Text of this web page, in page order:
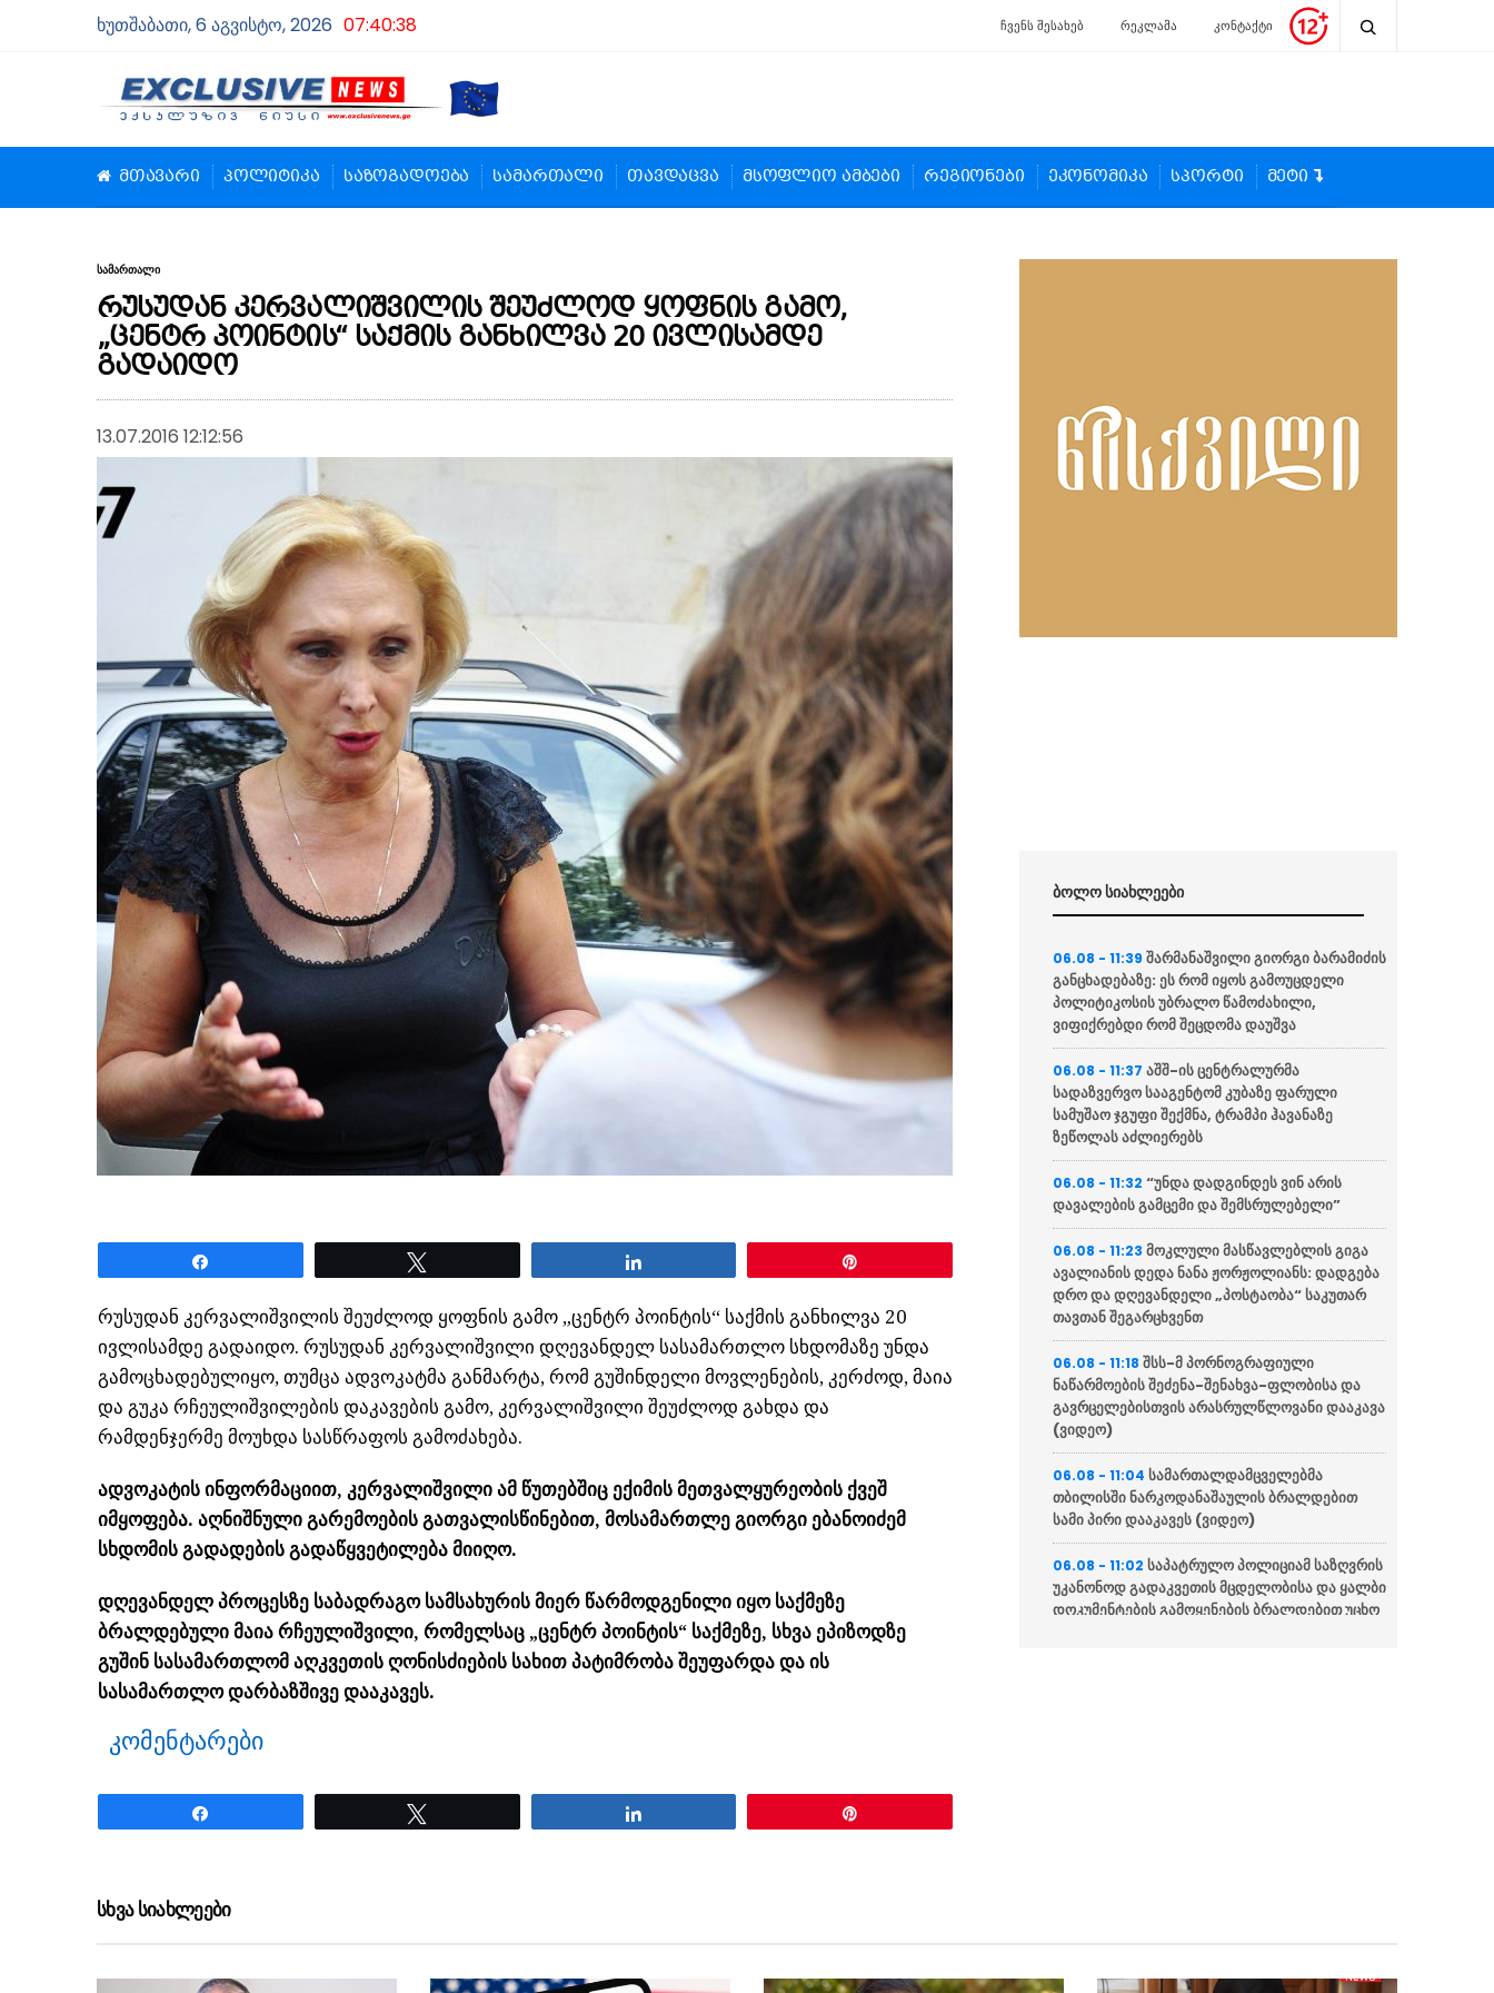
ხუთშაბათი, 6 აგვისტო, 2026 07:40:39 ჩვენს შესახებ რეკლამა კონტაქტი
მთავარი პოლიტიკა საზოგადოება სამართალი თავდაცვა მსოფლიო ამბები რეგიონები ეკონომიკა სპორტი მეტი
სამართალი
რუსუდან კერვალიშვილის შეუძლოდ ყოფნის გამო,
„ცენტრ პოინტის“ საქმის განხილვა 20 ივლისამდე
გადაიდო
13.07.2016 12:12:56
რუსუდან კერვალიშვილის შეუძლოდ ყოფნის გამო „ცენტრ პოინტის“ საქმის განხილვა 20
ივლისამდე გადაიდო. რუსუდან კერვალიშვილი დღევანდელ სასამართლო სხდომაზე უნდა
გამოცხადებულიყო, თუმცა ადვოკატმა განმარტა, რომ გუშინდელი მოვლენების, კერძოდ, მაია
და გუკა რჩეულიშვილების დაკავების გამო, კერვალიშვილი შეუძლოდ გახდა და
რამდენჯერმე მოუხდა სასწრაფოს გამოძახება.
ადვოკატის ინფორმაციით, კერვალიშვილი ამ წუთებშიც ექიმის მეთვალყურეობის ქვეშ
იმყოფება. აღნიშნული გარემოების გათვალისწინებით, მოსამართლე გიორგი ებანოიძემ
სხდომის გადადების გადაწყვეტილება მიიღო.
დღევანდელ პროცესზე საბადრაგო სამსახურის მიერ წარმოდგენილი იყო საქმეზე
ბრალდებული მაია რჩეულიშვილი, რომელსაც „ცენტრ პოინტის“ საქმეზე, სხვა ეპიზოდზე
გუშინ სასამართლომ აღკვეთის ღონისძიების სახით პატიმრობა შეუფარდა და ის
სასამართლო დარბაზშივე დააკავეს.
კომენტარები
ბოლო სიახლეები
06.08 - 11:39შარმანაშვილი გიორგი ბარამიძის
განცხადებაზე: ეს რომ იყოს გამოუცდელი
პოლიტიკოსის უბრალო წამოძახილი,
ვიფიქრებდი რომ შეცდომა დაუშვა
06.08 - 11:37აშშ-ის ცენტრალურმა
სადაზვერვო სააგენტომ კუბაზე ფარული
სამუშაო ჯგუფი შექმნა, ტრამპი ჰავანაზე
ზეწოლას აძლიერებს
06.08 - 11:32“უნდა დადგინდეს ვინ არის
დავალების გამცემი და შემსრულებელი”
06.08 - 11:23მოკლული მასწავლებლის გიგა
ავალიანის დედა ნანა ჟორჟოლიანს: დადგება
დრო და დღევანდელი „პოსტაობა“ საკუთარ
თავთან შეგარცხვენთ
06.08 - 11:18შსს-მ პორნოგრაფიული
ნაწარმოების შეძენა-შენახვა-ფლობისა და
გავრცელებისთვის არასრულწლოვანი დააკავა
(ვიდეო)
06.08 - 11:04სამართალდამცველებმა
თბილისში ნარკოდანაშაულის ბრალდებით
სამი პირი დააკავეს (ვიდეო)
06.08 - 11:02საპატრულო პოლიციამ საზღვრის
უკანონოდ გადაკვეთის მცდელობისა და ყალბი
დოკუმენტების გამოყენების ბრალდებით უცხო
სხვა სიახლეები